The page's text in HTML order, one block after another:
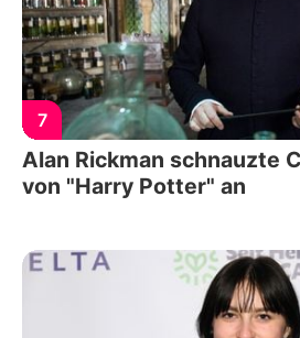
7
Alan Rickman schnauzte
von "Harry Potter" an